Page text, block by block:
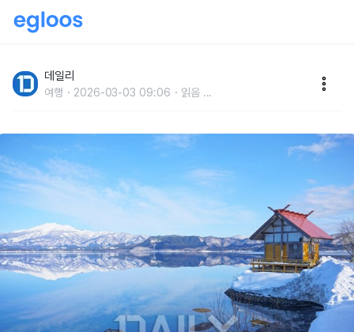
데일리
여행 2026-03-03 09:06 읽음 ...